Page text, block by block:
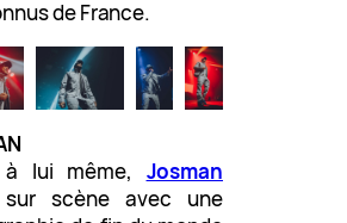
de France.
à lui même, Josman
sur scène avec une